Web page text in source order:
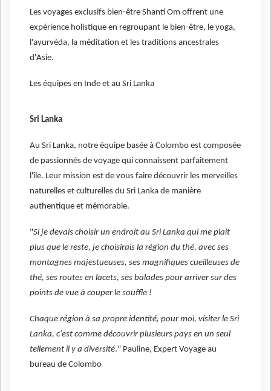
Les voyages exclusifs bien-être Shanti Om offrent une
expérience holistique en regroupant le bien-être, le yoga,
l'ayurvéda, la méditation et les traditions ancestrales
d'Asie.
Les équipes en Inde et au Sri Lanka
Sri Lanka
Au Sri Lanka, notre équipe basée à Colombo est composée
de passionnés de voyage qui connaissent parfaitement
l'île. Leur mission est de vous faire découvrir les merveilles
naturelles et culturelles du Sri Lanka de manière
authentique et mémorable.
"Si je devais choisir un endroit au Sri Lanka qui me plait
plus que le reste, je choisirais la région du thé, avec ses
montagnes majestueuses, ses magnifiques cueilleuses de
thé, ses routes en lacets, ses balades pour arriver sur des
points de vue à couper le souffle !
Chaque région à sa propre identité, pour moi, visiter le Sri
Lanka, c'est comme découvrir plusieurs pays en un seul
tellement il y a diversité." Pauline, Expert Voyage au
bureau de Colombo